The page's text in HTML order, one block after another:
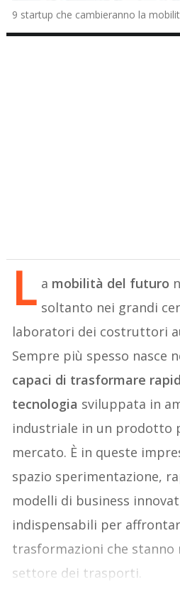
9 startup che cambieranno la
L a mobilità del futuro
soltanto nei grandi
laboratori dei costruttori
Sempre più spesso nasce
capaci di trasformare
tecnologia sviluppata in
industriale in un prodotto
mercato. È in queste
spazio sperimentazione,
modelli di business
indispensabili per
trasformazioni che stanno
settore dei trasporti.